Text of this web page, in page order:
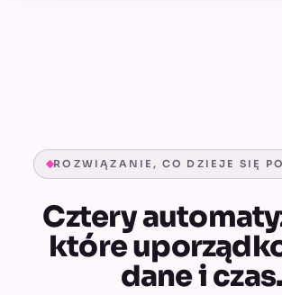
ROZWIĄZANIE, CO DZIEJE SIĘ
Cztery
które
dane i czas.